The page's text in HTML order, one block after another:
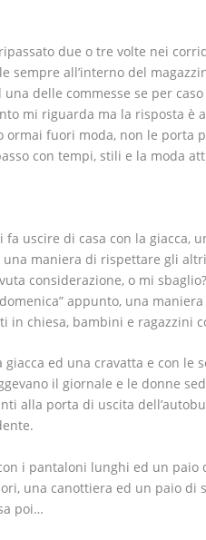
due o tre volte nei
sempre all’interno del
delle commesse se per
mi riguarda ma la risposta è
ormai fuori moda, non le porta
con tempi, stili e la moda
uscire di casa con la giacca,
maniera di rispettare gli
considerazione, o mi
appunto, una
in chiesa, bambini e ragazzini
ed una cravatta e con le
il giornale e le donne
alla porta di uscita
i pantaloni lunghi ed un paio
una canottiera ed un paio di
poi…